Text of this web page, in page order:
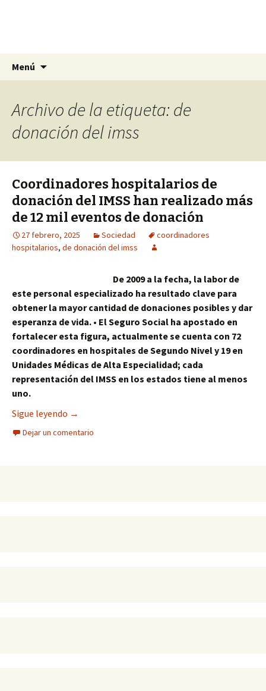
La Yunta de Tepic
La nueva opción en información
Menú
Archivo de la etiqueta: de
donación del imss
Coordinadores hospitalarios de
donación del IMSS han realizado más
de 12 mil eventos de donación
27 febrero, 2025 Sociedad
coordinadores
hospitalarios, de donación del imss
De 2009 a la fecha, la labor de
este personal especializado ha resultado clave para
obtener la mayor cantidad de donaciones posibles y dar
esperanza de vida. • El Seguro Social ha apostado en
fortalecer esta figura, actualmente se cuenta con 72
coordinadores en hospitales de Segundo Nivel y 19 en
Unidades Médicas de Alta Especialidad; cada
representación del IMSS en los estados tiene al menos
uno.
Sigue leyendo Coordinadores hospitalarios de donación del
→
Dejar un comentario